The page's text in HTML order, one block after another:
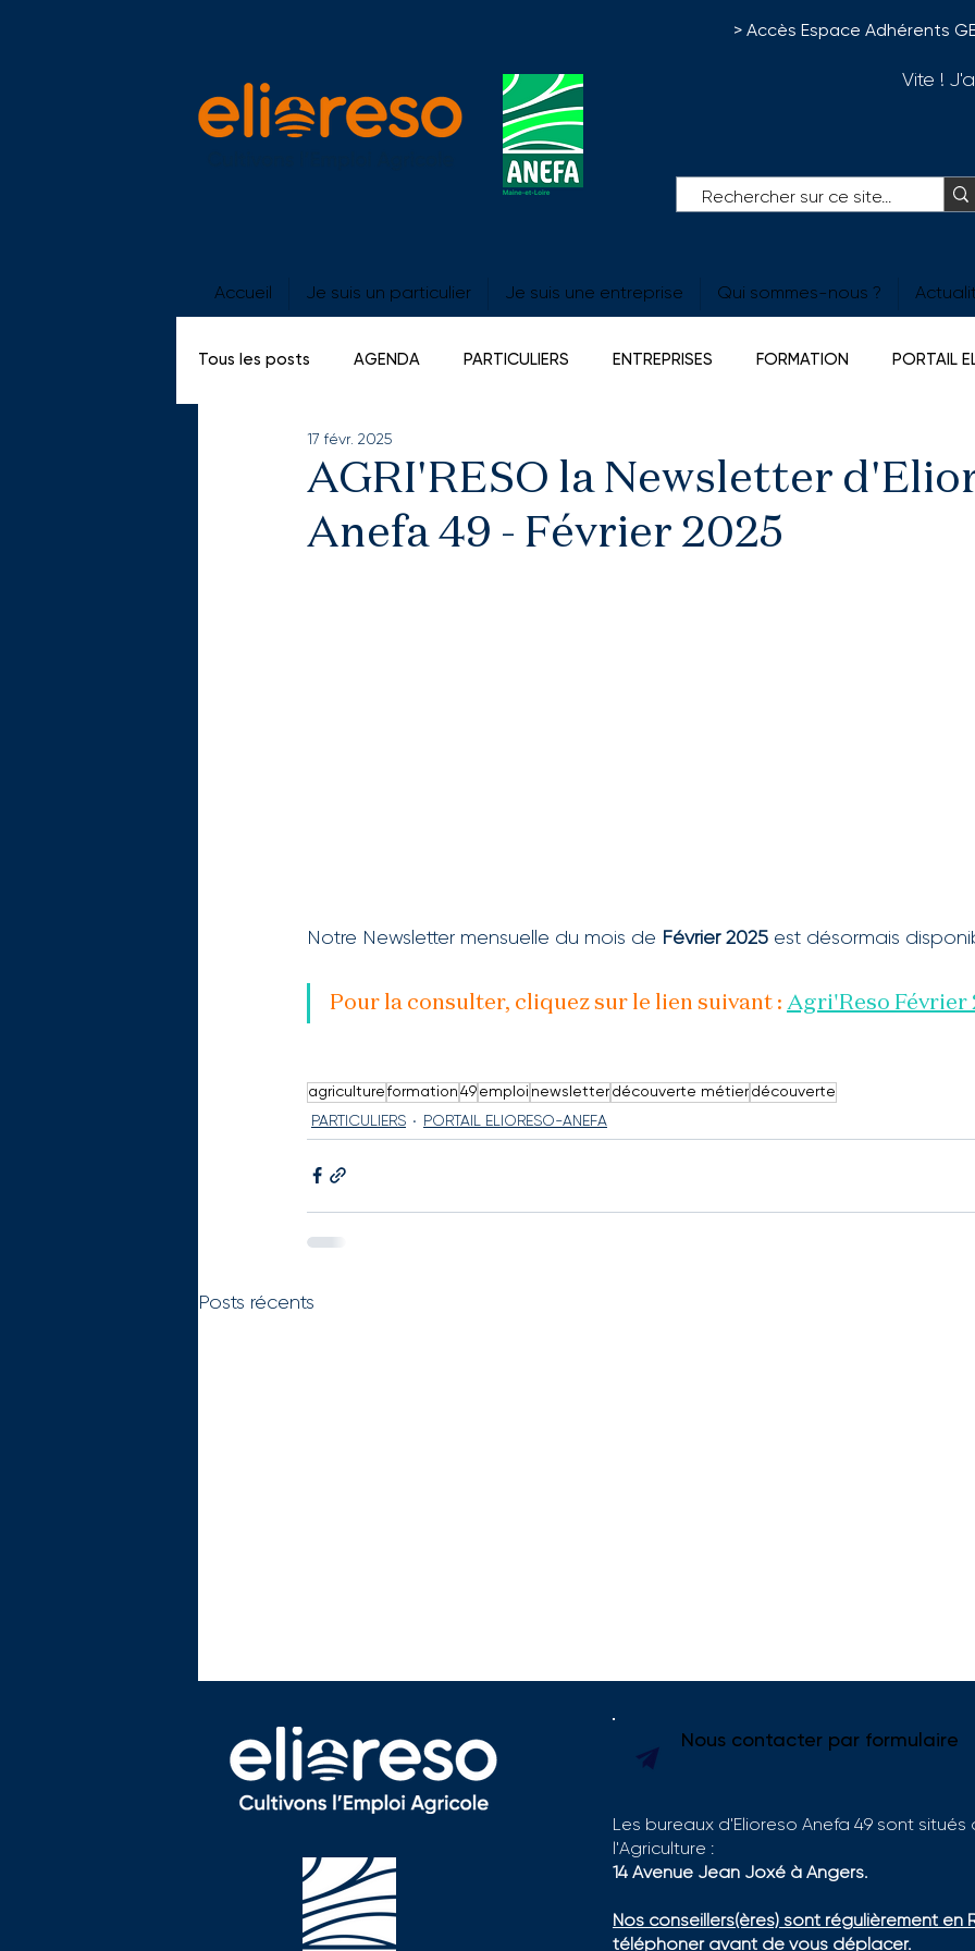
> Accès Espace Adhérents
Vite !
Accueil Je suis un particulier Je suis une entreprise Qui sommes-nous ?
Tous les posts AGENDA PARTICULIERS ENTREPRISES FORMATION PORTAIL
GE SALARIES PORTES OUVERTES
AGRI'RESO la Newsletter
Anefa 49 - Février 2025
17 févr. 2025
Notre Newsletter mensuelle du mois de Février 2025 est désormais
Pour la consulter, cliquez sur le lien suivant : Agri'Reso Février
agriculture formation 49 emploi newsletter découverte métier découverte
PARTICULIERS
PORTAIL ELIORESO-ANEFA
Posts récents
Formation - Ouvrier de
Production Horticole
Se former sur le terrain
en viticulture : la sucess
story de Léa FOUGERON
Nous contacter par formulaire
Les bureaux d'Elioreso Anefa 49 sont situés
l'Agriculture :
14 Avenue Jean Joxé à Angers.
Nos conseillers(ères) sont régulièrement en
téléphoner avant de vous déplacer.